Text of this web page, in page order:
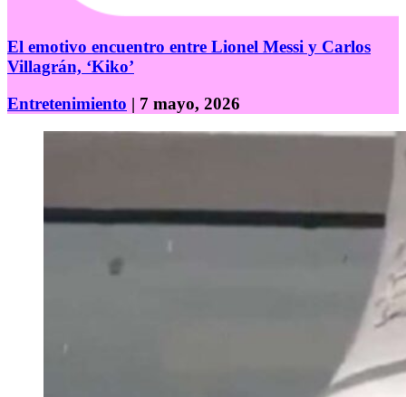
El emotivo encuentro entre Lionel Messi y Carlos
Villagrán, ‘Kiko’
Entretenimiento | 7 mayo, 2026